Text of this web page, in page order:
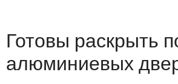
Готовы раскрыть
алюминиевых